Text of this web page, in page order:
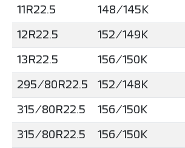
11R22.5 148/145K
12R22.5 152/149K
13R22.5 156/150K
295/80R22.5 152/148K
315/80R22.5 156/150K
315/80R22.5 156/150K